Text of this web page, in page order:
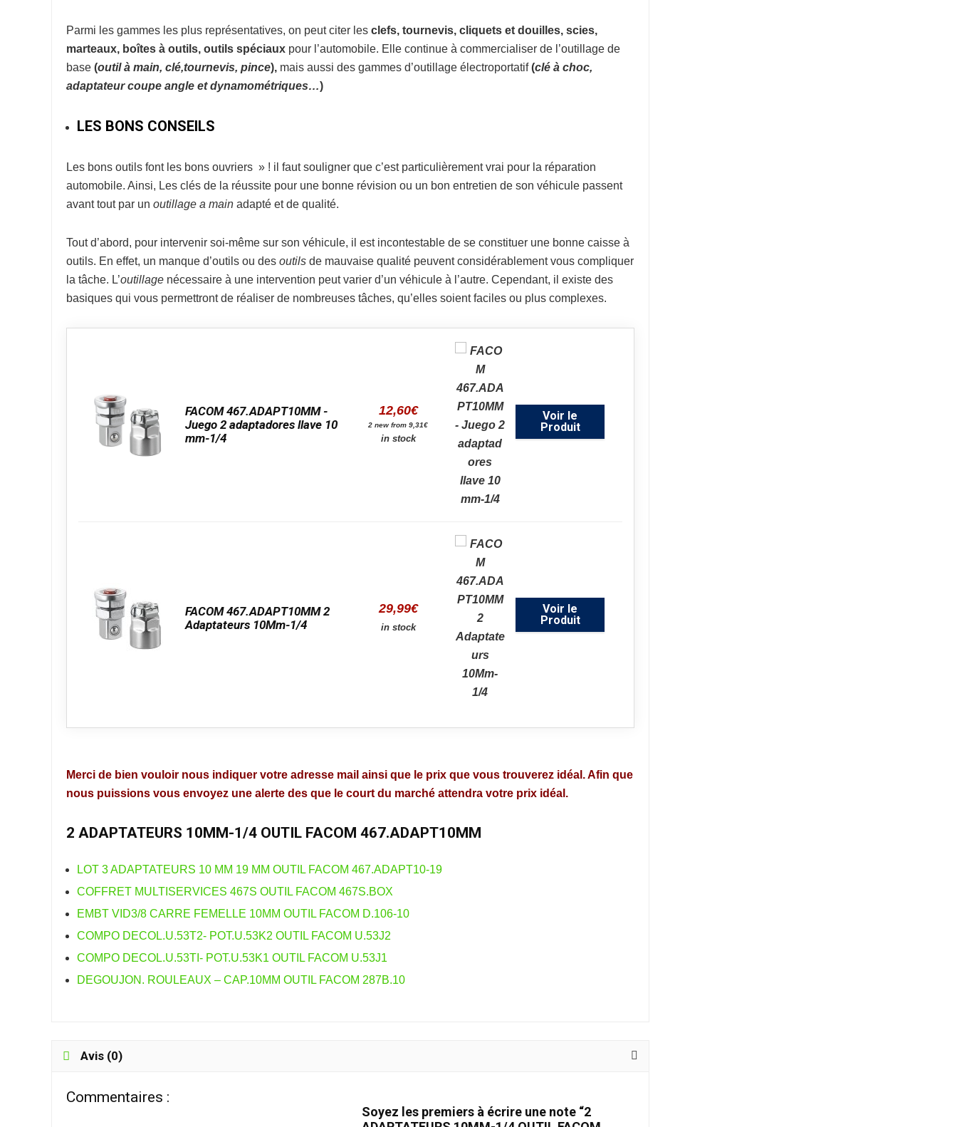
Parmi les gammes les plus représentatives, on peut citer les clefs, tournevis, cliquets et douilles, scies,
marteaux, boîtes à outils, outils spéciaux pour l’automobile. Elle continue à commercialiser de l’outillage de
base (outil à main, clé,tournevis, pince), mais aussi des gammes d’outillage électroportatif (clé à choc,
adaptateur coupe angle et dynamométriques…)
LES BONS CONSEILS
Les bons outils font les bons ouvriers » ! il faut souligner que c’est particulièrement vrai pour la réparation
automobile. Ainsi, Les clés de la réussite pour une bonne révision ou un bon entretien de son véhicule passent
avant tout par un outillage a main adapté et de qualité.
Tout d’abord, pour intervenir soi-même sur son véhicule, il est incontestable de se constituer une bonne caisse à
outils. En effet, un manque d’outils ou des outils de mauvaise qualité peuvent considérablement vous compliquer
la tâche. L’outillage nécessaire à une intervention peut varier d’un véhicule à l’autre. Cependant, il existe des
basiques qui vous permettront de réaliser de nombreuses tâches, qu’elles soient faciles ou plus complexes.
FACOM 467.ADAPT10MM -
Juego 2 adaptadores llave 10
mm-1/4
12,60€
2 new from 9,31€
in stock
Voir le
Produit
FACOM 467.ADAPT10MM 2
Adaptateurs 10Mm-1/4
29,99€
in stock
Voir le
Produit
Merci de bien vouloir nous indiquer votre adresse mail ainsi que le prix que vous trouverez idéal. Afin que
nous puissions vous envoyez une alerte des que le court du marché attendra votre prix idéal.
2 ADAPTATEURS 10MM-1/4 OUTIL FACOM 467.ADAPT10MM
LOT 3 ADAPTATEURS 10 MM 19 MM OUTIL FACOM 467.ADAPT10-19
COFFRET MULTISERVICES 467S OUTIL FACOM 467S.BOX
EMBT VID3/8 CARRE FEMELLE 10MM OUTIL FACOM D.106-10
COMPO DECOL.U.53T2- POT.U.53K2 OUTIL FACOM U.53J2
COMPO DECOL.U.53TI- POT.U.53K1 OUTIL FACOM U.53J1
DEGOUJON. ROULEAUX – CAP.10MM OUTIL FACOM 287B.10
Avis (0)
Commentaires :
Soyez les premiers à écrire une note “2